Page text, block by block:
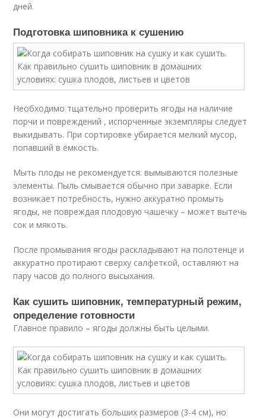
дней.
Подготовка шиповника к сушению
Необходимо тщательно проверить ягоды на наличие
порчи и повреждений , испорченные экземпляры следует
выкидывать. При сортировке убирается мелкий мусор,
попавший в ёмкость.
Мыть плоды не рекомендуется: вымываются полезные
элементы. Пыль смывается обычно при заварке. Если
возникает потребность, нужно аккуратно промыть
ягоды, не повреждая плодовую чашечку – может вытечь
сок и мякоть.
После промывания ягоды раскладывают на полотенце и
аккуратно протирают сверху салфеткой, оставляют на
пару часов до полного высыхания.
Как сушить шиповник, температурный режим,
определение готовности
Главное правило – ягоды должны быть целыми.
Они могут достигать больших размеров (3-4 см), но